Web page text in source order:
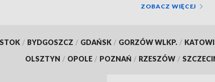
ZOBACZ WIĘCEJ
/ BYDGOSZCZ / GDAŃSK / GORZÓW WLKP. /
OLSZTYN / OPOLE / POZNAŃ / RZESZÓW /